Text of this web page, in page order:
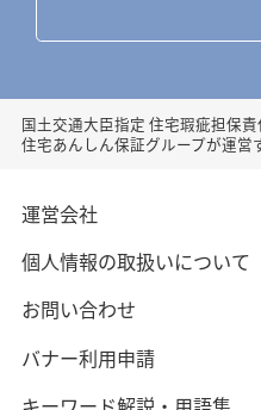
国土交通大臣指定 住宅瑕疵担保
住宅あんしん保証グループが運営
運営会社
個人情報の取扱いについて
お問い合わせ
バナー利用申請